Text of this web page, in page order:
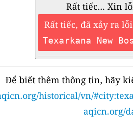
Rất tiếc... Xin
Rất tiếc, đã xảy ra
Texarkana New
Để biết thêm thông tin, hãy
historical/vn/
aqicn.org/